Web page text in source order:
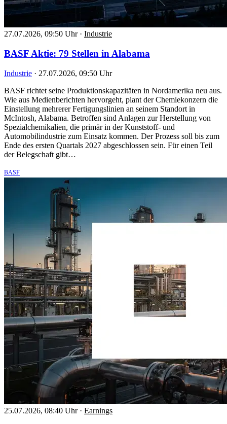
27.07.2026, 09:50 Uhr · Industrie
BASF Aktie: 79 Stellen in Alabama
Industrie · 27.07.2026, 09:50 Uhr
BASF richtet seine Produktionskapazitäten in Nordamerika neu aus.
Wie aus Medienberichten hervorgeht, plant der Chemiekonzern die
Einstellung mehrerer Fertigungslinien an seinem Standort in
McIntosh, Alabama. Betroffen sind Anlagen zur Herstellung von
Spezialchemikalien, die primär in der Kunststoff- und
Automobilindustrie zum Einsatz kommen. Der Prozess soll bis zum
Ende des ersten Quartals 2027 abgeschlossen sein. Für einen Teil
der Belegschaft gibt…
BASF
25.07.2026, 08:40 Uhr · Earnings